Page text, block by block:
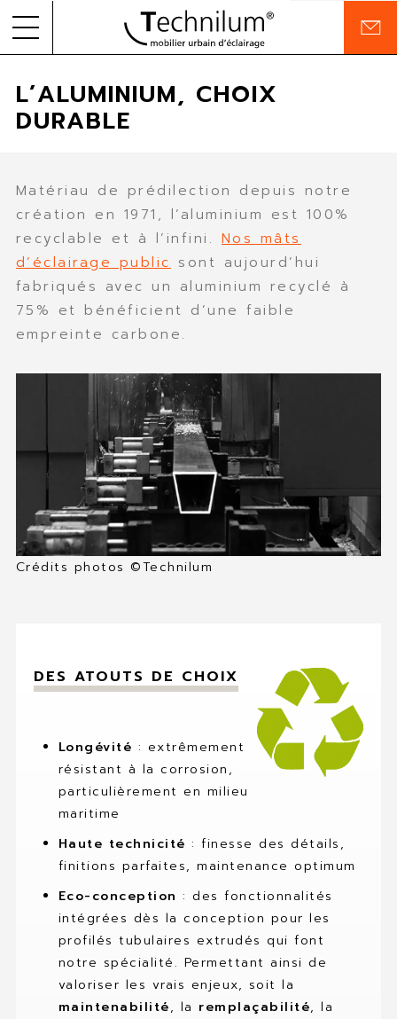
content
RÉALISATIONS
ENGAGEMENTS
DOCUMENTATION
FR EN
MES FAVORIS
CONTACT
C
o
L’ALUMINIUM, CHOIX
DURABLE
Matériau de prédilection depuis notre
création en 1971, l’aluminium est 100%
recyclable et à l’infini. Nos mâts
d’éclairage public sont aujourd’hui
fabriqués avec un aluminium recyclé à
75% et bénéficient d’une faible
empreinte carbone.
Crédits photos ©Technilum
DES ATOUTS DE CHOIX
Longévité : extrêmement
résistant à la corrosion,
particulièrement en milieu
maritime
Haute technicité : finesse des détails,
finitions parfaites, maintenance optimum
Eco-conception : des fonctionnalités
intégrées dès la conception pour les
profilés tubulaires extrudés qui font
notre spécialité. Permettant ainsi de
valoriser les vrais enjeux, soit la
maintenabilité, la remplaçabilité, la